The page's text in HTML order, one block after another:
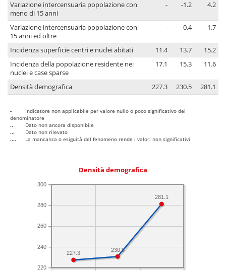
Variazione intercensuaria popolazione con
meno di 15 anni
- -1.2 4.2
Variazione intercensuaria popolazione con
15 anni ed oltre
- 0.4 1.7
Incidenza superficie centri e nuclei abitati 11.4 13.7
15.2
Incidenza della popolazione residente nei
nuclei e case sparse
17.1 15.3 11.6
Densità demografica 227.3 230.5 281.1
-
Indicatore non applicabile per valore nullo o poco significativo del
denominatore
..
Dato non ancora disponibile
...
Dato non rilevato
....
La mancanza o esiguità del fenomeno rende i valori non significativi
Densità demografica
220
240
260
280
300
281.1
230.5
227.3